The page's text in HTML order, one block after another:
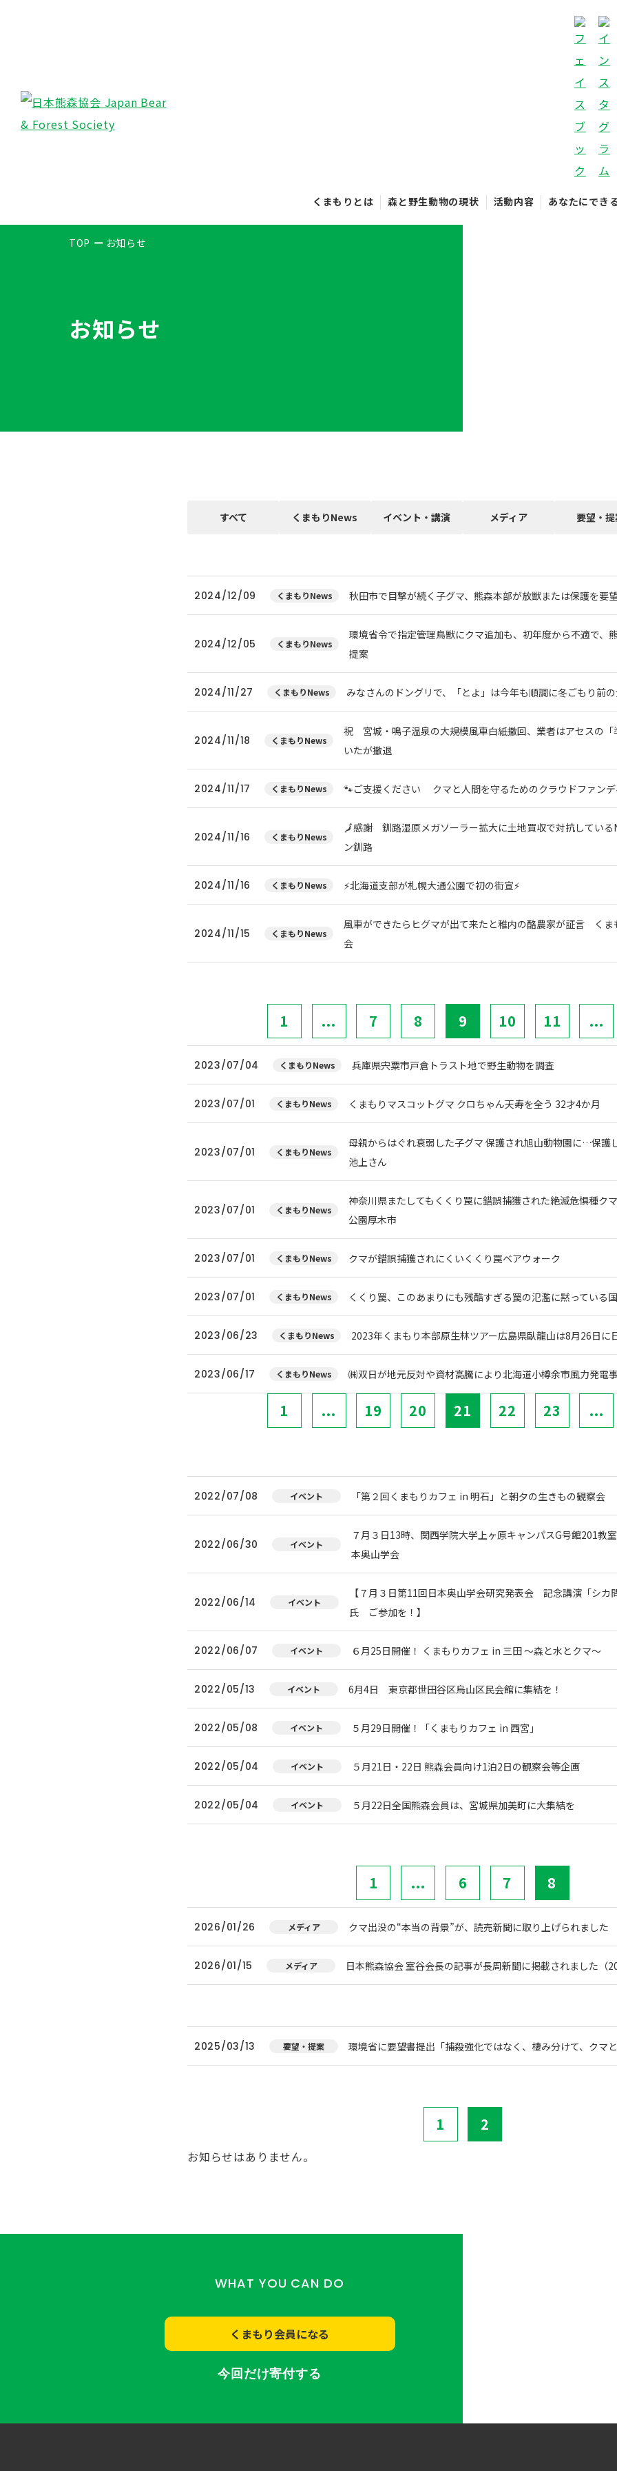
くまもりとは 森と野生動物の現状 活動内容 あなたにでき
TOP お知らせ
お知らせ
すべて くまもりNews イベント・講演 メディア 要望・
2024/12/09 くまもりNews 秋田市で目撃が続く子グマ、熊森本部が放獣または保護を要
2024/12/05 くまもりNews
環境省令で指定管理鳥獣にクマ追加も、初年度から不適で、
提案
2024/11/27 くまもりNews みなさんのドングリで、「とよ」は今年も順調に冬ごもり前
2024/11/18 くまもりNews
祝 宮城・鳴子温泉の大規模風車白紙撤回、業者はアセスの「
いたが撤退
2024/11/17 くまもりNews 🐾ご支援ください クマと人間を守るためのクラウドファンデ
2024/11/16 くまもりNews
🗾感謝 釧路湿原メガソーラー拡大に土地買収で対抗している
ン釧路
2024/11/16 くまもりNews ⚡北海道支部が札幌大通公園で初の街宣⚡
2024/11/15 くまもりNews
風車ができたらヒグマが出て来たと稚内の酪農家が証言 くま
会
1 ... 7 8 9 10 11 ...
2023/07/04 くまもりNews 兵庫県宍粟市戸倉トラスト地で野生動物を調査
2023/07/01 くまもりNews くまもりマスコットグマ クロちゃん天寿を全う 32才4か月
2023/07/01 くまもりNews
母親からはぐれ衰弱した子グマ 保護され旭山動物園に…保護
池上さん
2023/07/01 くまもりNews
神奈川県またしてもくくり罠に錯誤捕獲された絶滅危惧種
公園厚木市
2023/07/01 くまもりNews クマが錯誤捕獲されにくいくくり罠ベアウォーク
2023/07/01 くまもりNews くくり罠、このあまりにも残酷すぎる罠の氾濫に黙っている
2023/06/23 くまもりNews 2023年くまもり本部原生林ツアー広島県臥龍山は8月26日に
2023/06/17 くまもりNews ㈱双日が地元反対や資材高騰により北海道小樽余市風力発電
1 ... 19 20 21 22 23 ...
2022/07/08 イベント 「第２回くまもりカフェ in 明石」と朝夕の生きもの観察会
2022/06/30 イベント
７月３日13時、関西学院大学上ヶ原キャンパスG号館201教
本奥山学会
2022/06/14 イベント
【７月３日第11回日本奥山学会研究発表会 記念講演「シカ
氏 ご参加を！】
2022/06/07 イベント ６月25日開催！ くまもりカフェ in 三田 ～森と水とクマ～
2022/05/13 イベント 6月4日 東京都世田谷区烏山区民会館に集結を！
2022/05/08 イベント ５月29日開催！「くまもりカフェ in 西宮」
2022/05/04 イベント ５月21日・22日 熊森会員向け1泊2日の観察会等企画
2022/05/04 イベント ５月22日全国熊森会員は、宮城県加美町に大集結を
1 ... 6 7 8
2026/01/26 メディア クマ出没の“本当の背景”が、読売新聞に取り上げられました
2026/01/15 メディア 日本熊森協会 室谷会長の記事が長周新聞に掲載されました（
2025/03/13 要望・提案 環境省に要望書提出「捕殺強化ではなく、棲み分けて、クマ
1 2
お知らせはありません。
WHAT YOU CAN DO
くまもり会員になる
今回だけ寄付する